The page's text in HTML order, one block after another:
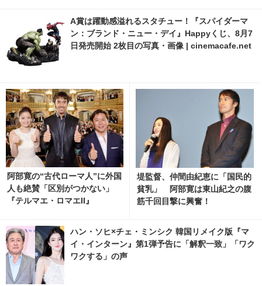
A賞は躍動感溢れるスタチュー！『スパイダーマ
ン：ブランド・ニュー・デイ』Happyくじ、8月7
日発売開始 2枚目の写真・画像 | cinemacafe.net
阿部寛の“古代ローマ人”に外国
人も絶賛「区別がつかない」
『テルマエ・ロマエII』
堤監督、仲間由紀恵に「国民的
貧乳」 阿部寛は東山紀之の腹
筋千回目撃に興奮！
ハン・ソヒ×チェ・ミンシク 韓国リメイク版『マ
イ・インターン』第1弾予告に「解釈一致」「ワク
ワクする」の声